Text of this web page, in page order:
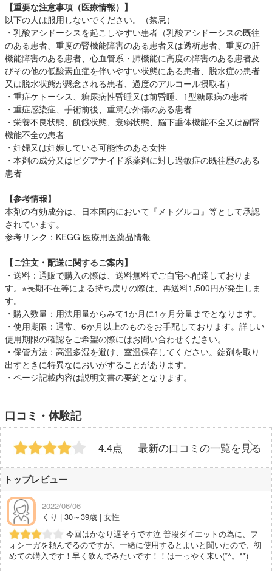
【重要な注意事項（医療情報）】
以下の人は服用しないでください。（禁忌）
・乳酸アシドーシスを起こしやすい患者（乳酸アシドーシスの既往
のある患者、重度の腎機能障害のある患者又は透析患者、重度の肝
機能障害のある患者、心血管系・肺機能に高度の障害のある患者及
びその他の低酸素血症を伴いやすい状態にある患者、脱水症の患者
又は脱水状態が懸念される患者、過度のアルコール摂取者）
・重症ケトーシス、糖尿病性昏睡又は前昏睡、1型糖尿病の患者
・重症感染症、手術前後、重篤な外傷のある患者
・栄養不良状態、飢餓状態、衰弱状態、脳下垂体機能不全又は副腎
機能不全の患者
・妊婦又は妊娠している可能性のある女性
・本剤の成分又はビグアナイド系薬剤に対し過敏症の既往歴のある
患者
【参考情報】
本剤の有効成分は、日本国内において『メトグルコ』等として承認
されています。
参考リンク： KEGG 医療用医薬品情報
【ご注文・配送に関するご案内】
・送料：通販で購入の際は、送料無料でご自宅へ配達しておりま
す。※長期不在等による持ち戻りの際は、再送料1,500円が発生しま
す。
・購入数量：用法用量からみて1か月に1ヶ月分量までとなります。
・使用期限：通常、6か月以上のものをお手配しております。詳しい
使用期限の確認をご希望の際にはお問い合わせください。
・保管方法：高温多湿を避け、室温保存してください。錠剤を取り
出すときに特異なにおいがすることがあります。
・ページ記載内容は説明文書の要約となります。
口コミ・体験記
4.4点 最新の口コミの一覧を見る
トップレビュー
2022/06/06
くり | 30～39歳 | 女性
今回はかなり遅そうです泣 普段ダイエットの為に、フ
ォシーガを頼んでるのですが、一緒に使用するとよいと聞いたので、初
めての購入です！早く飲んでみたいです！！はーっやく来い(*^。^*)